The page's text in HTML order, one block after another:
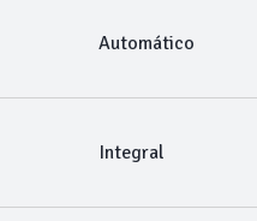
Automático
Integral